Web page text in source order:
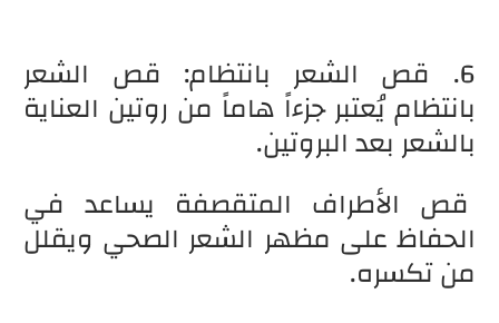
6. قص الشعر بانتظام: قص الشعر
بانتظام يُعتبر جزءاً هاماً من روتين العناية
بالشعر بعد البروتين.
قص الأطراف المتقصفة يساعد في
الحفاظ على مظهر الشعر الصحي ويقلل
من تكسره.